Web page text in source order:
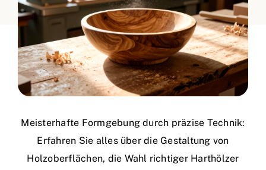
Meisterhafte Formgebung durch präzise Technik:
Erfahren Sie alles über die Gestaltung von
Holzoberflächen, die Wahl richtiger Harthölzer